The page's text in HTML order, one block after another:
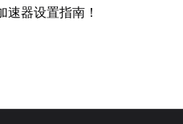
速器设置指南！